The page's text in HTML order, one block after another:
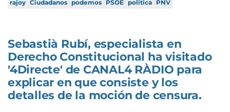
rajoy Ciudadanos podemos PSOE politica PNV
Sebastià Rubí, especialista en
Derecho Constitucional ha visitado
'4Directe' de CANAL4 RÀDIO para
explicar en que consiste y los
detalles de la moción de censura.